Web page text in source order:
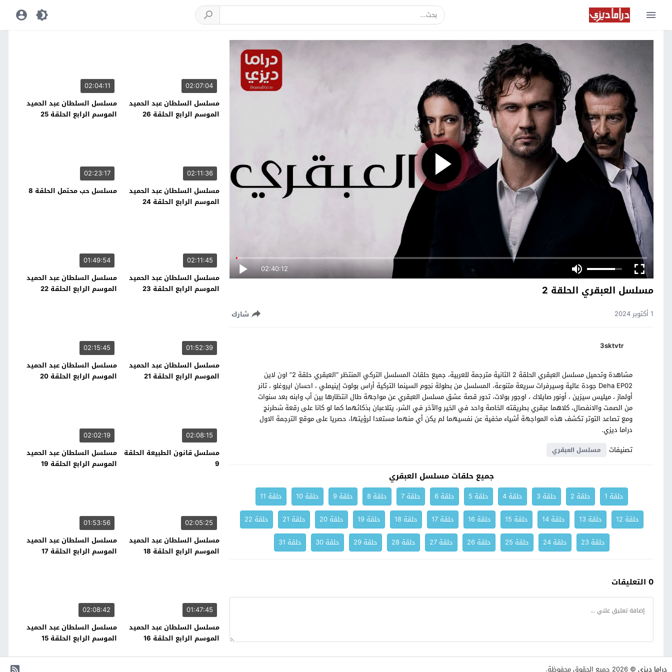
02:40:12
مسلسل العبقري الحلقة 2
1 أكتوبر 2024 شارك
3sktvtr
مشاهدة وتحميل مسلسل العبقري الحلقة 2 الثانية مترجمة للعربية، جميع حلقات المسلسل التركي المنتظر “العبقري حلقة 2” اون لاين
Deha EP02 جودة عالية وسيرفرات سريعة متنوعة، المسلسل من بطولة نجوم السينما التركية أراس بولوت إينيملي ، احسان ايروغلو ، تانر
أولماز ، ميليس سيزين ، أونور صايلاك ، اوجور بولات، تدور قصة عشق مسلسل العبقري عن مواجهة طال انتظارها بين أب وابنه بعد سنوات
من الصمت والانفصال، كلاهما عبقري بطريقته الخاصة واحد في الخير والآخر في الشر، يتلاعبان بذكائهما كما لو كانا على رقعة شطرنج
ومع تصاعد التوتر تكشف هذه المواجهة أشياء مخفية عن نفسيهما لم يكن أي منهما مستعدا لرؤيتها، حصريا على موقع الترجمة الاول
دراما ديزي.
تصنيفات
مسلسل العبقري
جميع حلقات مسلسل العبقري
حلقة 1 حلقة 2 حلقة 3 حلقة 4 حلقة 5 حلقة 6 حلقة 7 حلقة 8 حلقة 9 حلقة 10
حلقة 11
حلقة 12
حلقة 13 حلقة 14 حلقة 15 حلقة 16 حلقة 17 حلقة 18 حلقة 19 حلقة 20 حلقة 21
حلقة 22
حلقة 23
حلقة 24 حلقة 25 حلقة 26 حلقة 27 حلقة 28 حلقة 29 حلقة 30 حلقة 31
0 التعليقات
02:07:04
مسلسل السلطان عبد الحميد
الموسم الرابع الحلقة 26
02:04:11
مسلسل السلطان عبد الحميد
الموسم الرابع الحلقة 25
02:11:36
مسلسل السلطان عبد الحميد
الموسم الرابع الحلقة 24
02:23:17
مسلسل حب محتمل الحلقة 8
02:11:45
مسلسل السلطان عبد الحميد
الموسم الرابع الحلقة 23
01:49:54
مسلسل السلطان عبد الحميد
الموسم الرابع الحلقة 22
01:52:39
مسلسل السلطان عبد الحميد
الموسم الرابع الحلقة 21
02:15:45
مسلسل السلطان عبد الحميد
الموسم الرابع الحلقة 20
02:08:15
مسلسل قانون الطبيعة الحلقة
9
02:02:19
مسلسل السلطان عبد الحميد
الموسم الرابع الحلقة 19
02:05:25
مسلسل السلطان عبد الحميد
الموسم الرابع الحلقة 18
01:53:56
مسلسل السلطان عبد الحميد
الموسم الرابع الحلقة 17
01:47:45
مسلسل السلطان عبد الحميد
الموسم الرابع الحلقة 16
02:08:42
مسلسل السلطان عبد الحميد
الموسم الرابع الحلقة 15
دراما ديزي © 2026 جميع الحقوق محفوظة.